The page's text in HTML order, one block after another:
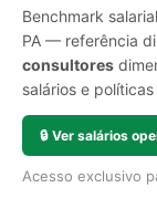
Benchmark
PA — referência
consultores
salários e
🔒 Ver salários
Acesso exclusivo